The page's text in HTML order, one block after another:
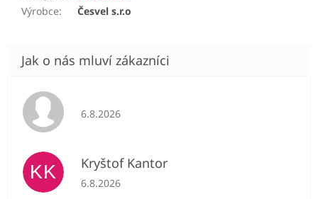
Výrobce: Česvel s.r.o
Hodnocení obchodu je 5 z 5 hvězdiček.
6.8.2026
KK Kryštof Kantor
Hodnocení obchodu je 5 z 5 hvězdiček.
6.8.2026